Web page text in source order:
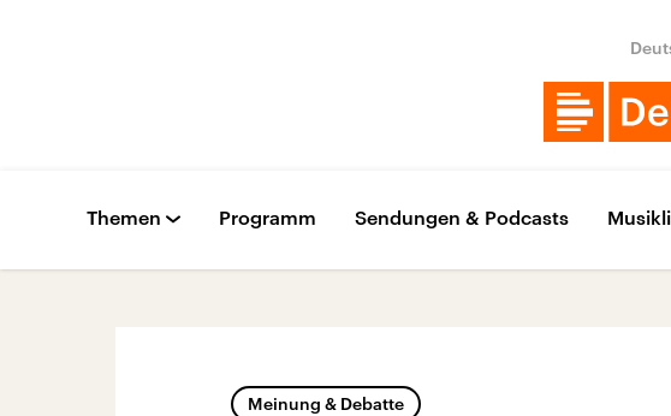
Themen Programm Sendungen & Podcasts
Meinung & Debatte